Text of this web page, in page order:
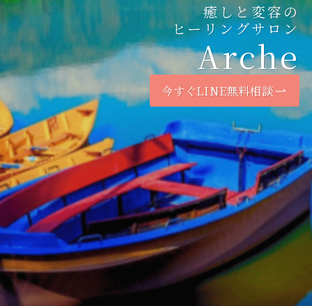
癒しと変容の
ヒーリングサロン
Arche
今すぐLINE無料相談